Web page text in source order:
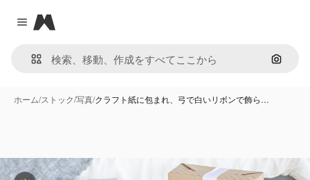
Close menu
Magnific
画像で
ホーム/ストック/写真/クラフト紙に包まれ、弓で白いリボンで飾ら…